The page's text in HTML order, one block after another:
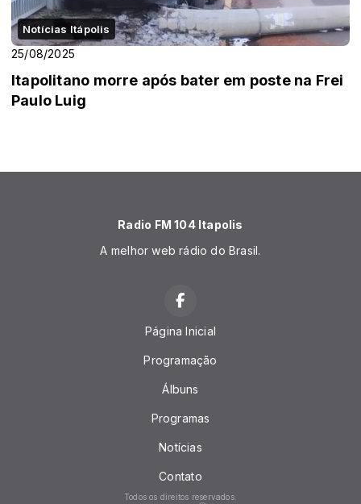
Notícias Itápolis
25/08/2025
Itapolitano morre após bater em poste na Frei
Paulo Luig
Radio FM 104 Itapolis
A melhor web rádio do Brasil.
Página Inicial
Programação
Álbuns
Programas
Notícias
Contato
Todos os direitos reservados.